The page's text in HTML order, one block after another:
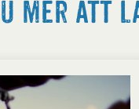
mer att